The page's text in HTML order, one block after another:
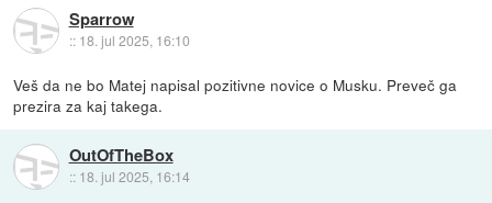
Sparrow
:: 18. jul 2025, 16:10
Veš da ne bo Matej napisal pozitivne novice o Musku. Preveč ga
prezira za kaj takega.
OutOfTheBox
:: 18. jul 2025, 16:14